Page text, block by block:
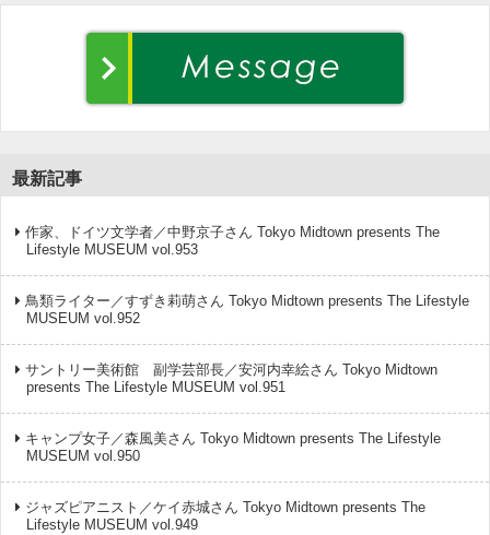
最新記事
作家、ドイツ文学者／中野京子さん Tokyo Midtown presents The
Lifestyle MUSEUM vol.953
鳥類ライター／すずき莉萌さん Tokyo Midtown presents The Lifestyle
MUSEUM vol.952
サントリー美術館 副学芸部長／安河内幸絵さん Tokyo Midtown
presents The Lifestyle MUSEUM vol.951
キャンプ女子／森風美さん Tokyo Midtown presents The Lifestyle
MUSEUM vol.950
ジャズピアニスト／ケイ赤城さん Tokyo Midtown presents The
Lifestyle MUSEUM vol.949